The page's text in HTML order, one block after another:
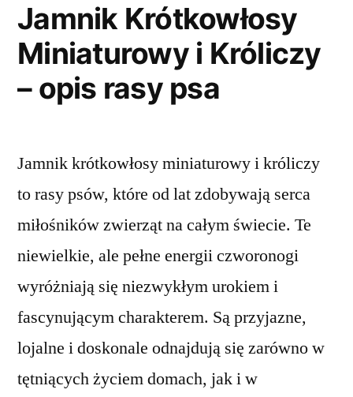
psa”
Jamnik Krótkowłosy
Miniaturowy i Króliczy
– opis rasy psa
Jamnik krótkowłosy miniaturowy i króliczy
to rasy psów, które od lat zdobywają serca
miłośników zwierząt na całym świecie. Te
niewielkie, ale pełne energii czworonogi
wyróżniają się niezwykłym urokiem i
fascynującym charakterem. Są przyjazne,
lojalne i doskonale odnajdują się zarówno w
tętniących życiem domach, jak i w